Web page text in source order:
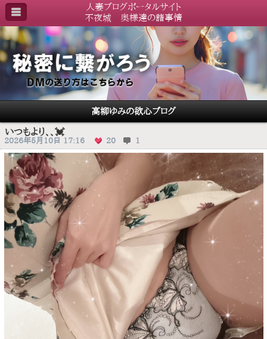
人妻ブログポータルサイト
不夜城 奥様達の諸事情
高柳ゆみの欲心ブログ
いつもより、、💓
2026年5月10日 17:16 20 1